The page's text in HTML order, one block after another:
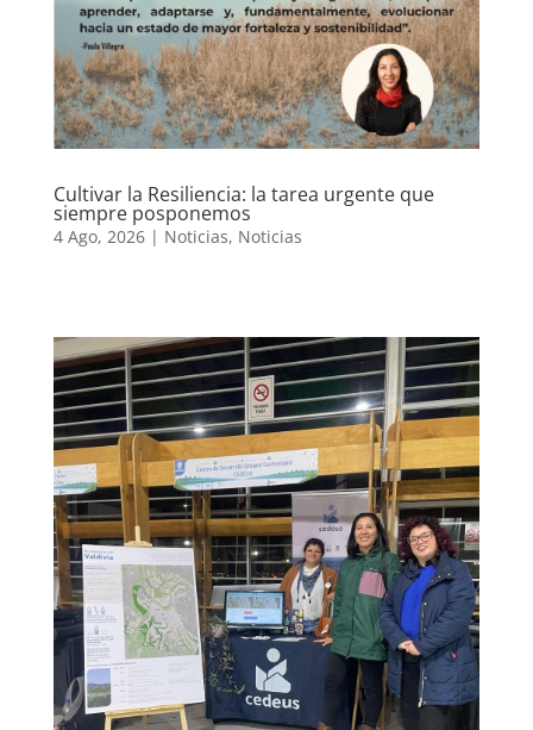
Cultivar la Resiliencia: la tarea urgente que
siempre posponemos
4 Ago, 2026| Noticias, Noticias